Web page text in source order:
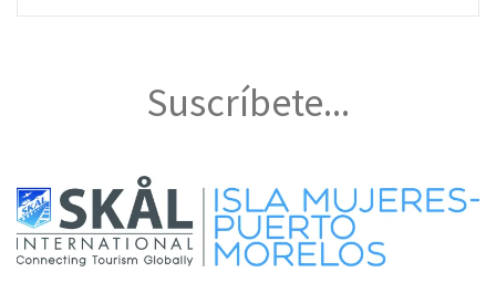
Suscríbete...